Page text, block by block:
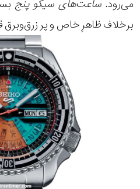
می‌رود.ساعت‌های سیکو پنج
برخلاف ظاهرِ خاص و پر زرق‌وبرق